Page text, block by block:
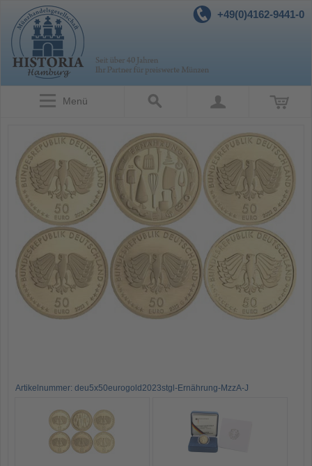
+49(0)4162-9441-0
Menü
Artikelnummer: deu5x50eurogold2023stgl-Ernährung-MzzA-J